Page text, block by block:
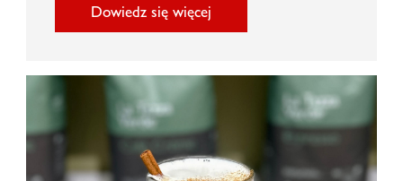
Dowiedz się więcej